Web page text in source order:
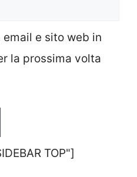
email e sito web in
la prossima volta
TOP"]